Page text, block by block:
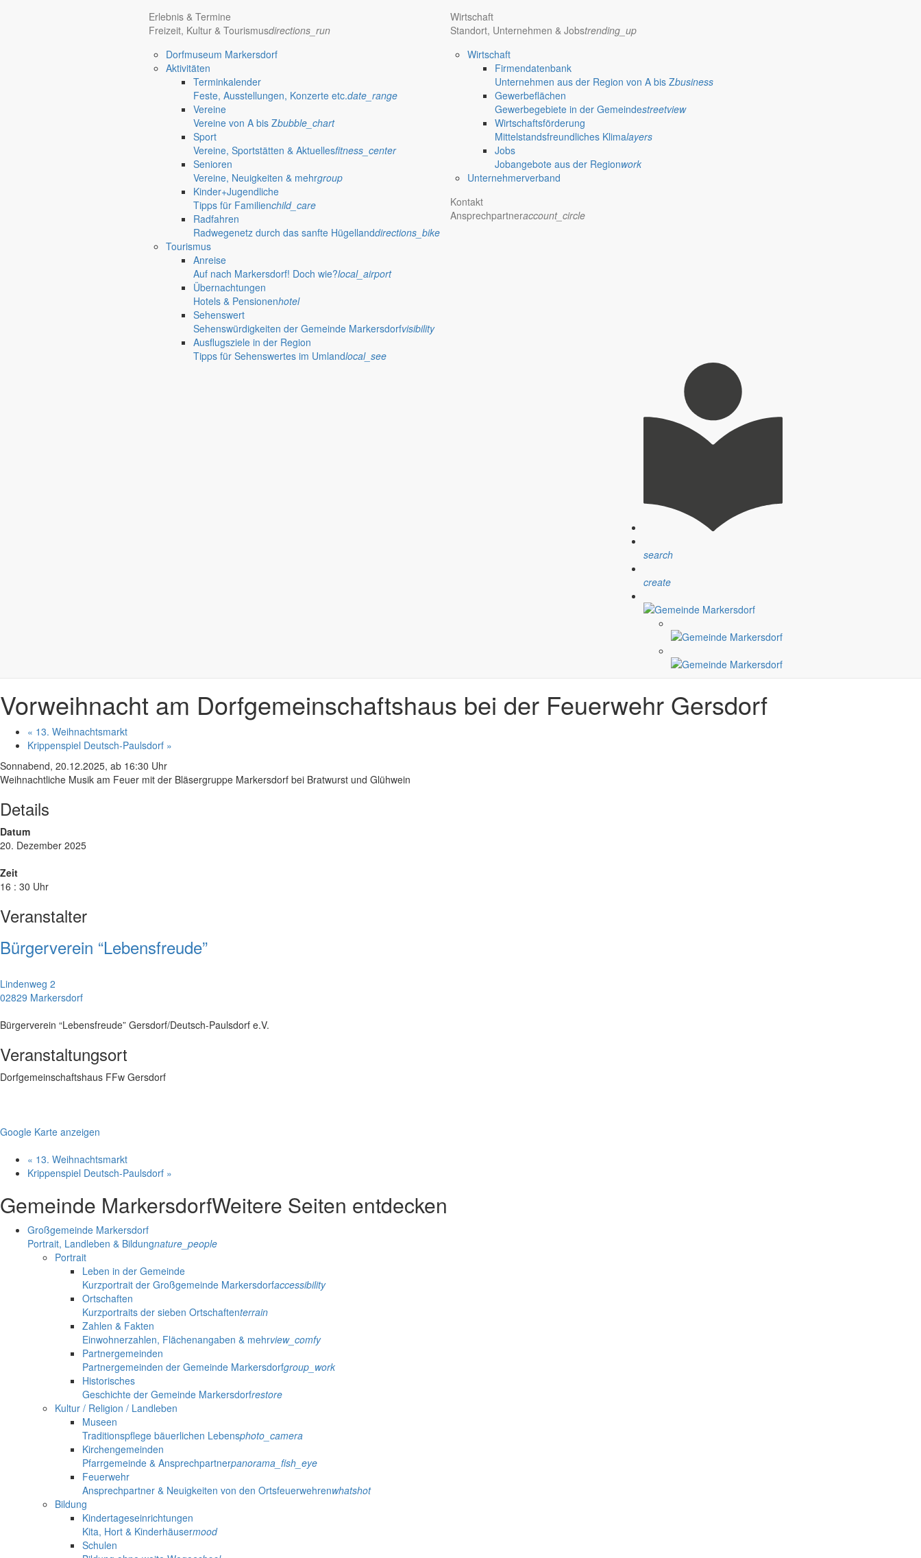
Erlebnis & Termine
Freizeit, Kultur & Tourismusdirections_run
Dorfmuseum Markersdorf
Aktivitäten
Terminkalender
Feste, Ausstellungen, Konzerte etc.date_range
Vereine
Vereine von A bis Zbubble_chart
Sport
Vereine, Sportstätten & Aktuellesfitness_center
Senioren
Vereine, Neuigkeiten & mehrgroup
Kinder+Jugendliche
Tipps für Familienchild_care
Radfahren
Radwegenetz durch das sanfte Hügellanddirections_bike
Tourismus
Anreise
Auf nach Markersdorf! Doch wie?local_airport
Übernachtungen
Hotels & Pensionenhotel
Sehenswert
Sehenswürdigkeiten der Gemeinde Markersdorfvisibility
Ausflugsziele in der Region
Tipps für Sehenswertes im Umlandlocal_see
Wirtschaft
Standort, Unternehmen & Jobstrending_up
Wirtschaft
Firmendatenbank
Unternehmen aus der Region von A bis Zbusiness
Gewerbeflächen
Gewerbegebiete in der Gemeindestreetview
Wirtschaftsförderung
Mittelstandsfreundliches Klimalayers
Jobs
Jobangebote aus der Regionwork
Unternehmerverband
Kontakt
Ansprechpartneraccount_circle
search
create
Vorweihnacht am Dorfgemeinschaftshaus bei der Feuerwehr Gersdorf
« 13. Weihnachtsmarkt
Krippenspiel Deutsch-Paulsdorf »
Sonnabend, 20.12.2025, ab 16:30 Uhr
Weihnachtliche Musik am Feuer mit der Bläsergruppe Markersdorf bei Bratwurst und Glühwein
Details
Datum
20. Dezember 2025
Zeit
16 : 30 Uhr
Veranstalter
Bürgerverein “Lebensfreude”
Lindenweg 2
02829 Markersdorf
Bürgerverein “Lebensfreude” Gersdorf/Deutsch-Paulsdorf e.V.
Veranstaltungsort
Dorfgemeinschaftshaus FFw Gersdorf
Google Karte anzeigen
« 13. Weihnachtsmarkt
Krippenspiel Deutsch-Paulsdorf »
Gemeinde MarkersdorfWeitere Seiten entdecken
Großgemeinde Markersdorf
Portrait, Landleben & Bildungnature_people
Portrait
Leben in der Gemeinde
Kurzportrait der Großgemeinde Markersdorfaccessibility
Ortschaften
Kurzportraits der sieben Ortschaftenterrain
Zahlen & Fakten
Einwohnerzahlen, Flächenangaben & mehrview_comfy
Partnergemeinden
Partnergemeinden der Gemeinde Markersdorfgroup_work
Historisches
Geschichte der Gemeinde Markersdorfrestore
Kultur / Religion / Landleben
Museen
Traditionspflege bäuerlichen Lebensphoto_camera
Kirchengemeinden
Pfarrgemeinde & Ansprechpartnerpanorama_fish_eye
Feuerwehr
Ansprechpartner & Neuigkeiten von den Ortsfeuerwehrenwhatshot
Bildung
Kindertageseinrichtungen
Kita, Hort & Kinderhäusermood
Schulen